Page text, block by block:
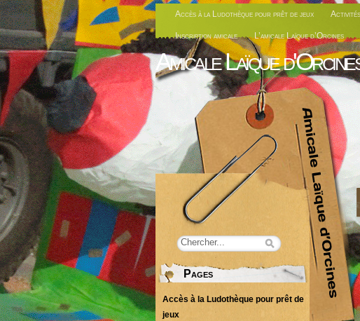
Accès à la Ludothèque pour prêt de jeux
Inscription amicale L’amicale Laïque d’Orcines
Amicale Laïque
Pages
Accès à la Ludothèque pour prêt de
jeux